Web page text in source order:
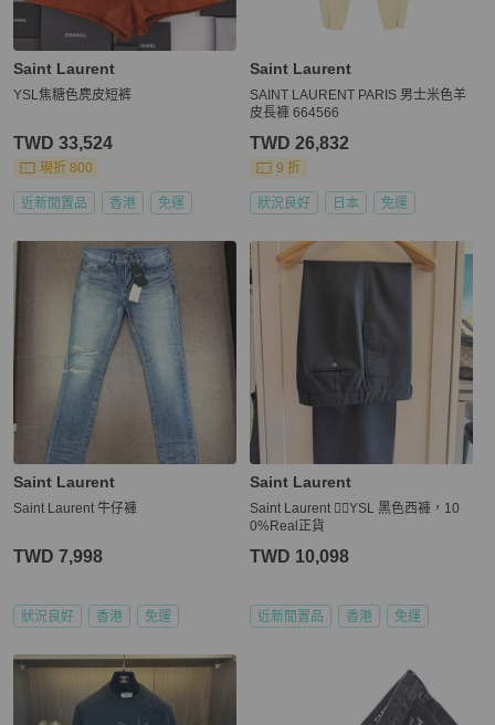
Saint Laurent
YSL焦糖色麂皮短裤
TWD 33,524
現折 800
近新閒置品 香港 免運
Saint Laurent
SAINT LAURENT PARIS 男士米色羊
皮長褲 664566
TWD 26,832
9 折
狀況良好 日本 免運
Saint Laurent
Saint Laurent 牛仔褲
TWD 7,998
狀況良好 香港 免運
Saint Laurent
Saint Laurent 👍🏻YSL 黑色西褲，10
0%Real正貨
TWD 10,098
近新閒置品 香港 免運